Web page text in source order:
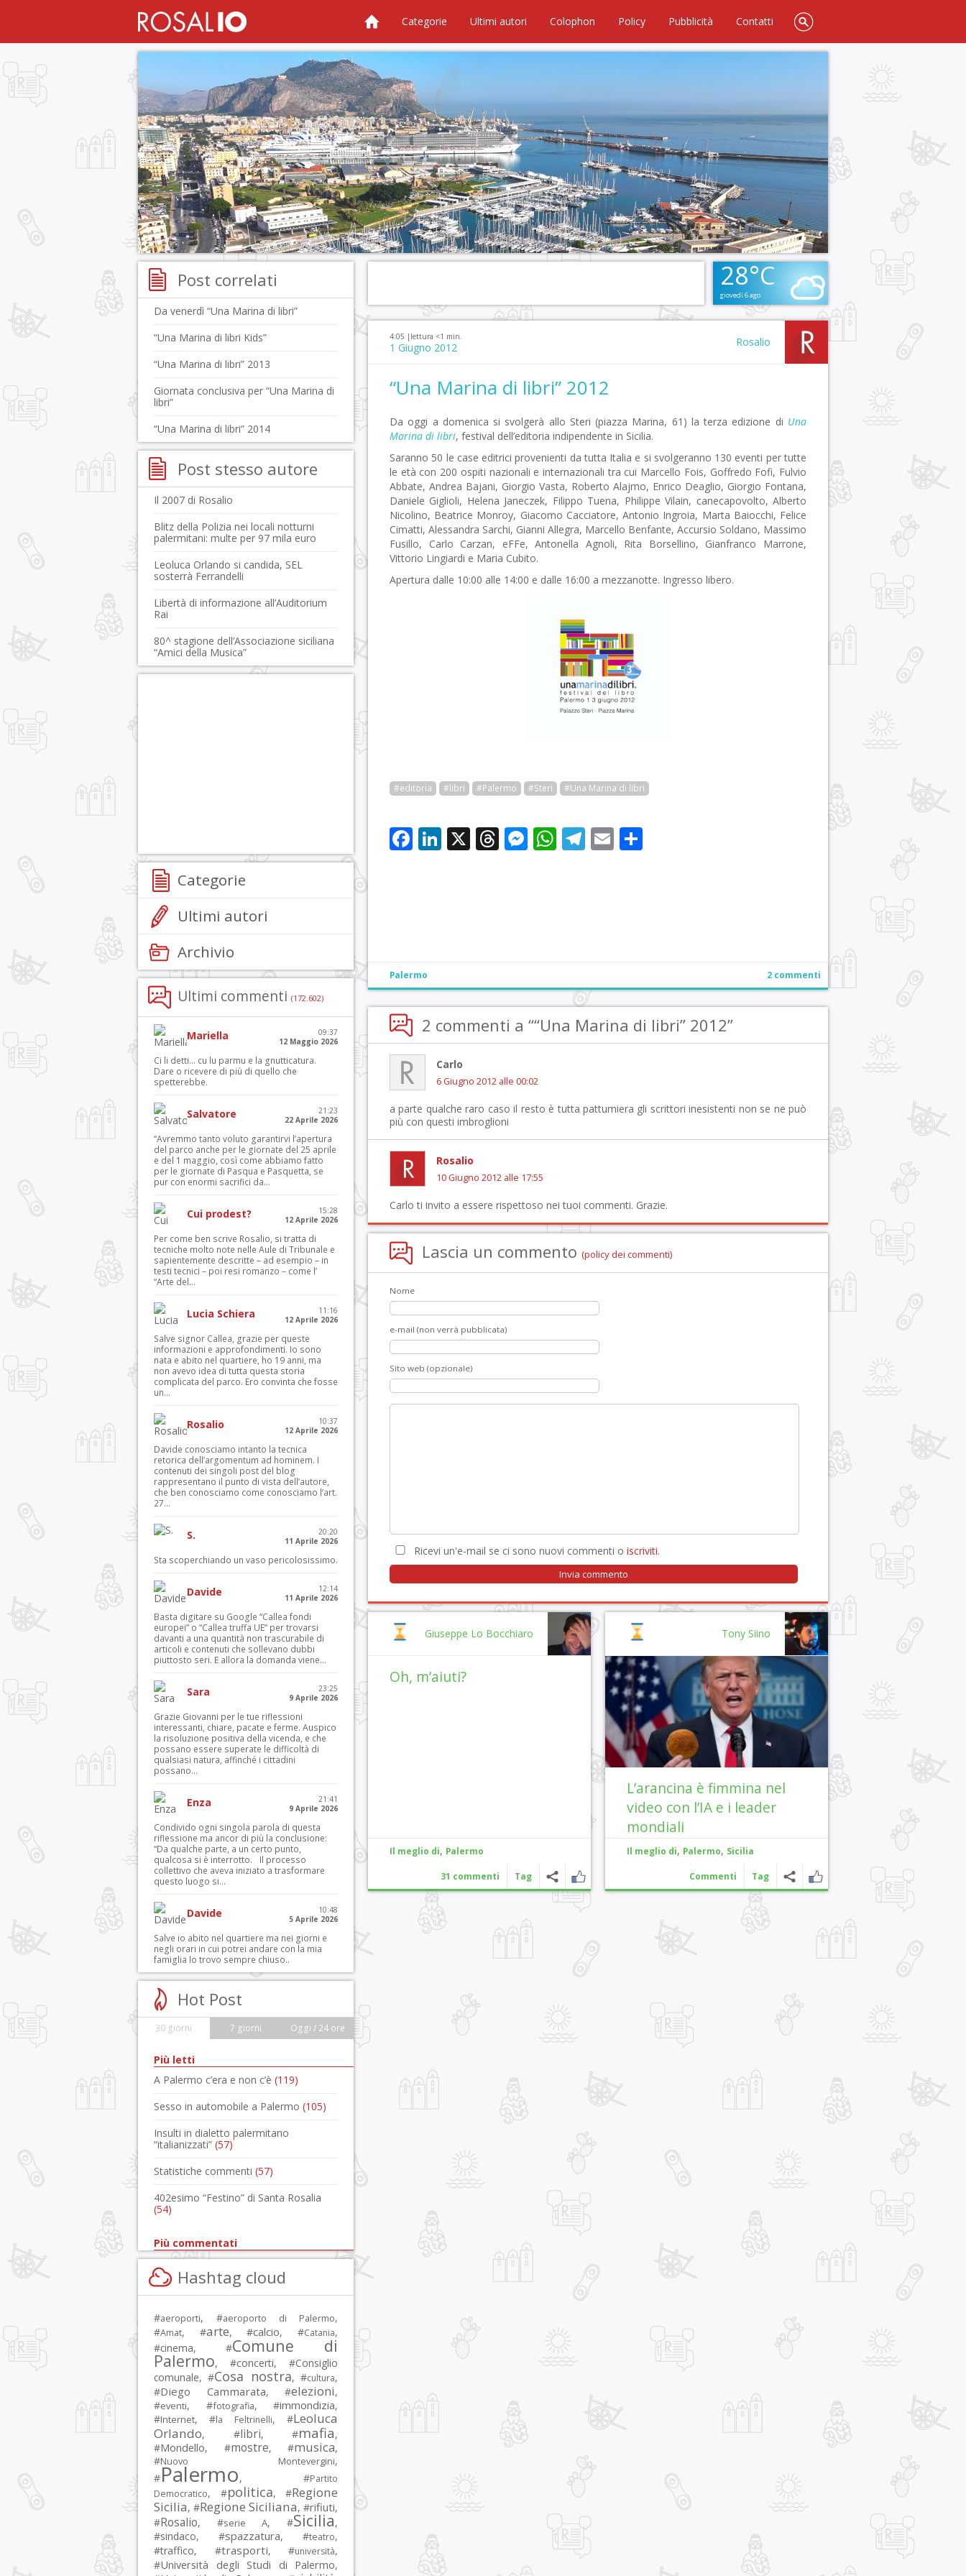
Categorie Ultimi autori Colophon Policy Pubblicità Contatti
28°C
giovedì 6 ago
4:05 | lettura <1 min.
1 Giugno 2012 Rosalio
“Una Marina di libri” 2012
Da oggi a domenica si svolgerà allo Steri (piazza Marina, 61) la terza edizione di Una
Marina di libri, festival dell’editoria indipendente in Sicilia.
Saranno 50 le case editrici provenienti da tutta Italia e si svolgeranno 130 eventi per tutte
le età con 200 ospiti nazionali e internazionali tra cui Marcello Fois, Goffredo Fofi, Fulvio
Abbate, Andrea Bajani, Giorgio Vasta, Roberto Alajmo, Enrico Deaglio, Giorgio Fontana,
Daniele Giglioli, Helena Janeczek, Filippo Tuena, Philippe Vilain, canecapovolto, Alberto
Nicolino, Beatrice Monroy, Giacomo Cacciatore, Antonio Ingroia, Marta Baiocchi, Felice
Cimatti, Alessandra Sarchi, Gianni Allegra, Marcello Benfante, Accursio Soldano, Massimo
Fusillo, Carlo Carzan, eFFe, Antonella Agnoli, Rita Borsellino, Gianfranco Marrone,
Vittorio Lingiardi e Maria Cubito.
Apertura dalle 10:00 alle 14:00 e dalle 16:00 a mezzanotte. Ingresso libero.
#editoria #libri #Palermo #Steri #Una Marina di libri
Facebook
LinkedIn
X Threads
Messenger
WhatsApp
Telegram
Email
Palermo 2 commenti
2 commenti a ““Una Marina di libri” 2012”
Carlo
6 Giugno 2012 alle 00:02
a parte qualche raro caso il resto è tutta pattumiera gli scrittori inesistenti non se ne può
più con questi imbroglioni
Rosalio
10 Giugno 2012 alle 17:55
Carlo ti invito a essere rispettoso nei tuoi commenti. Grazie.
Lascia un commento (policy dei commenti)
Nome
e-mail (non verrà pubblicata)
Sito web (opzionale)
Ricevi un'e-mail se ci sono nuovi commenti o iscriviti.
Tony Siino
L’arancina è fimmina nel
video con l’IA e i leader
mondiali
Il meglio di, Palermo, Sicilia
Commenti Tag
Giuseppe Lo Bocchiaro
Oh, m’aiuti?
Il meglio di, Palermo
31 commenti Tag
Post correlati
Da venerdì “Una Marina di libri”
“Una Marina di libri Kids”
“Una Marina di libri” 2013
Giornata conclusiva per “Una Marina di
libri”
“Una Marina di libri” 2014
Post stesso autore
Il 2007 di Rosalio
Blitz della Polizia nei locali notturni
palermitani: multe per 97 mila euro
Leoluca Orlando si candida, SEL
sosterrà Ferrandelli
Libertà di informazione all’Auditorium
Rai
80^ stagione dell’Associazione siciliana
“Amici della Musica”
Categorie
Ultimi autori
Archivio
Ultimi commenti (172.602)
Mariella
09:37
12 Maggio 2026
Ci li detti… cu lu parmu e la gnutticatura.
Dare o ricevere di più di quello che
spetterebbe.
Salvatore
21:23
22 Aprile 2026
“Avremmo tanto voluto garantirvi l’apertura
del parco anche per le giornate del 25 aprile
e del 1 maggio, così come abbiamo fatto
per le giornate di Pasqua e Pasquetta, se
pur con enormi sacrifici da...
Cui prodest?
15:28
12 Aprile 2026
Per come ben scrive Rosalio, si tratta di
tecniche molto note nelle Aule di Tribunale e
sapientemente descritte – ad esempio – in
testi tecnici – poi resi romanzo – come l’
“Arte del...
Lucia Schiera
11:16
12 Aprile 2026
Salve signor Callea, grazie per queste
informazioni e approfondimenti. Io sono
nata e abito nel quartiere, ho 19 anni, ma
non avevo idea di tutta questa storia
complicata del parco. Ero convinta che fosse
un...
Rosalio
10:37
12 Aprile 2026
Davide conosciamo intanto la tecnica
retorica dell’argomentum ad hominem. I
contenuti dei singoli post del blog
rappresentano il punto di vista dell’autore,
che ben conosciamo come conosciamo l’art.
27...
S.
20:20
11 Aprile 2026
Sta scoperchiando un vaso pericolosissimo.
Davide
12:14
11 Aprile 2026
Basta digitare su Google “Callea fondi
europei” o “Callea truffa UE” per trovarsi
davanti a una quantità non trascurabile di
articoli e contenuti che sollevano dubbi
piuttosto seri. E allora la domanda viene...
Sara
23:25
9 Aprile 2026
Grazie Giovanni per le tue riflessioni
interessanti, chiare, pacate e ferme. Auspico
la risoluzione positiva della vicenda, e che
possano essere superate le difficoltà di
qualsiasi natura, affinché i cittadini
possano...
Enza
21:41
9 Aprile 2026
Condivido ogni singola parola di questa
riflessione ma ancor di più la conclusione:
“Da qualche parte, a un certo punto,
qualcosa si è interrotto. Il processo
collettivo che aveva iniziato a trasformare
questo luogo si...
Davide
10:48
5 Aprile 2026
Salve io abito nel quartiere ma nei giorni e
negli orari in cui potrei andare con la mia
famiglia lo trovo sempre chiuso..
Hot Post
30 giorni 7 giorni Oggi / 24 ore
Più letti
A Palermo c’era e non c’è (119)
Sesso in automobile a Palermo (105)
Insulti in dialetto palermitano
“italianizzati” (57)
Statistiche commenti (57)
402esimo “Festino” di Santa Rosalia
(54)
Più commentati
Hashtag cloud
#aeroporti, #aeroporto di Palermo,
#Amat, #arte, #calcio, #Catania,
#cinema, #Comune di
Palermo, #concerti, #Consiglio
comunale, #Cosa nostra, #cultura,
#Diego Cammarata, #elezioni,
#eventi, #fotografia, #immondizia,
#Internet, #la Feltrinelli, #Leoluca
Orlando, #libri, #mafia,
#Mondello, #mostre, #musica,
#Nuovo Montevergini,
#Palermo, #Partito
Democratico, #politica, #Regione
Sicilia, #Regione Siciliana, #rifiuti,
#Rosalio, #serie A, #Sicilia,
#sindaco, #spazzatura, #teatro,
#traffico, #trasporti, #università,
#Università degli Studi di Palermo,